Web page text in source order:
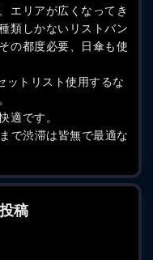
エリアが広くなってき
類しかないリストバン
の都度必要、日傘も使
ットリスト使用するな
適です。
で渋滞は皆無で最適な
稿